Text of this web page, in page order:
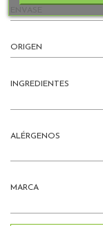
ORIGEN
INGREDIENTES
ALÉRGENOS
MARCA